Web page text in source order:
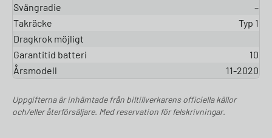
Svängradie
–
Takräcke
Typ 1
Dragkrok möjligt
Garantitid batteri
10
Årsmodell
11-2020
Uppgifterna är inhämtade från biltillverkarens officiella källor
och/eller återförsäljare. Med reservation för felskrivningar.